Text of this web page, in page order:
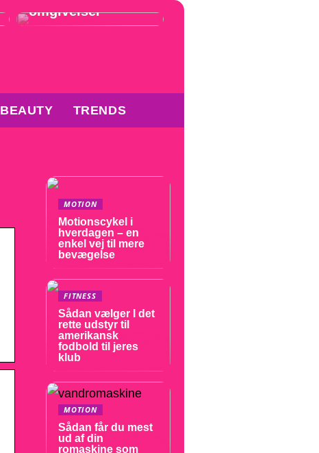
omgivelser
BEAUTY TRENDS
MOTION
Motionscykel i
hverdagen – en
enkel vej til mere
bevægelse
FITNESS
Sådan vælger I det
rette udstyr til
amerikansk
fodbold til jeres
klub
MOTION
Sådan får du mest
ud af din
romaskine som